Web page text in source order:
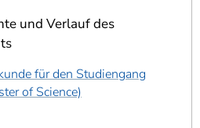
zur
und Verlauf des
für den Studiengang
of Science)